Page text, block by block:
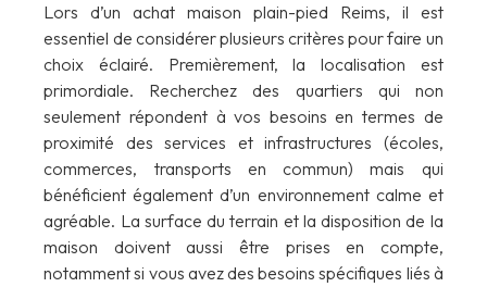
Lors d’un achat maison plain-pied Reims, il est
essentiel de considérer plusieurs critères pour faire un
choix éclairé. Premièrement, la localisation est
primordiale. Recherchez des quartiers qui non
seulement répondent à vos besoins en termes de
proximité des services et infrastructures (écoles,
commerces, transports en commun) mais qui
bénéficient également d’un environnement calme et
agréable. La surface du terrain et la disposition de la
maison doivent aussi être prises en compte,
notamment si vous avez des besoins spécifiques liés à